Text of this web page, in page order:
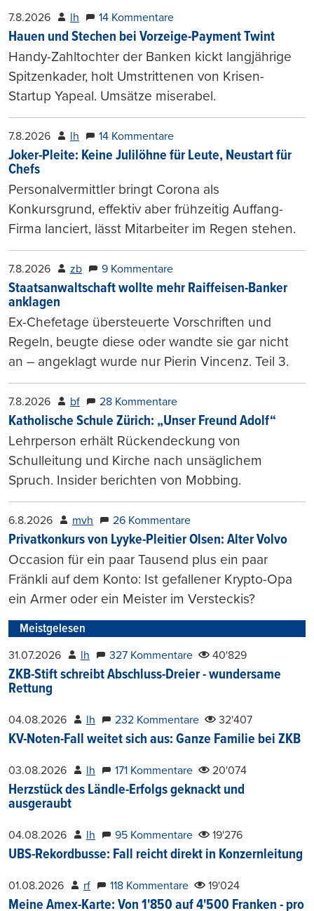
7.8.2026 lh 14 Kommentare
Hauen und Stechen bei Vorzeige-Payment Twint
Handy-Zahltochter der Banken kickt langjährige
Spitzenkader, holt Umstrittenen von Krisen-
Startup Yapeal. Umsätze miserabel.
7.8.2026 lh 14 Kommentare
Joker-Pleite: Keine Julilöhne für Leute, Neustart für
Chefs
Personalvermittler bringt Corona als
Konkursgrund, effektiv aber frühzeitig Auffang-
Firma lanciert, lässt Mitarbeiter im Regen stehen.
7.8.2026 zb 9 Kommentare
Staatsanwaltschaft wollte mehr Raiffeisen-Banker
anklagen
Ex-Chefetage übersteuerte Vorschriften und
Regeln, beugte diese oder wandte sie gar nicht
an – angeklagt wurde nur Pierin Vincenz. Teil 3.
7.8.2026 bf 28 Kommentare
Katholische Schule Zürich: „Unser Freund Adolf“
Lehrperson erhält Rückendeckung von
Schulleitung und Kirche nach unsäglichem
Spruch. Insider berichten von Mobbing.
6.8.2026 mvh 26 Kommentare
Privatkonkurs von Lyyke-Pleitier Olsen: Alter Volvo
Occasion für ein paar Tausend plus ein paar
Fränkli auf dem Konto: Ist gefallener Krypto-Opa
ein Armer oder ein Meister im Versteckis?
Meistgelesen
31.07.2026 lh 327 Kommentare 40'829
ZKB-Stift schreibt Abschluss-Dreier - wundersame
Rettung
04.08.2026 lh 232 Kommentare 32'407
KV-Noten-Fall weitet sich aus: Ganze Familie bei ZKB
03.08.2026 lh 171 Kommentare 20'074
Herzstück des Ländle-Erfolgs geknackt und
ausgeraubt
04.08.2026 lh 95 Kommentare 19'276
UBS-Rekordbusse: Fall reicht direkt in Konzernleitung
01.08.2026 rf 118 Kommentare 19'024
Meine Amex-Karte: Von 1'850 auf 4'500 Franken - pro